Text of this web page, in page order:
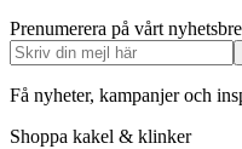
Prenumerera på vårt
Få nyheter, kampanjer och
Shoppa kakel & klinker